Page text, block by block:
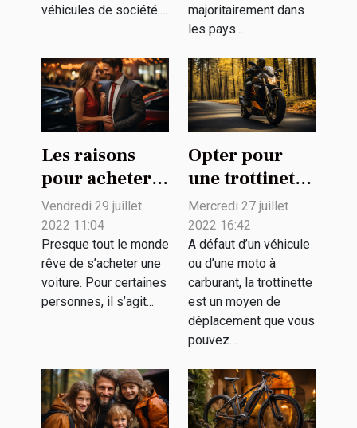
véhicules de société....
majoritairement dans
les pays...
Les raisons
pour acheter
une voiture
d'occasion
Vendredi 29 juillet
2022 11:04
Presque tout le monde
rêve de s’acheter une
voiture. Pour certaines
personnes, il s’agit...
Opter pour
une trottinette
électrique :
quel intérêt ?
Mercredi 27 juillet
2022 16:42
A défaut d’un véhicule
ou d’une moto à
carburant, la trottinette
est un moyen de
déplacement que vous
pouvez...